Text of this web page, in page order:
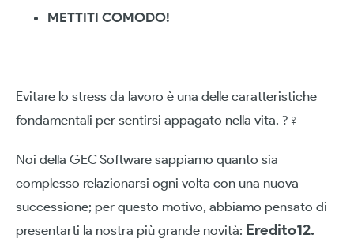
METTITI COMODO!
Evitare lo stress da lavoro è una delle caratteristiche
fondamentali per sentirsi appagato nella vita. ?‍♀
Noi della GEC Software sappiamo quanto sia
complesso relazionarsi ogni volta con una nuova
successione; per questo motivo, abbiamo pensato di
presentarti la nostra più grande novità: Eredito12.